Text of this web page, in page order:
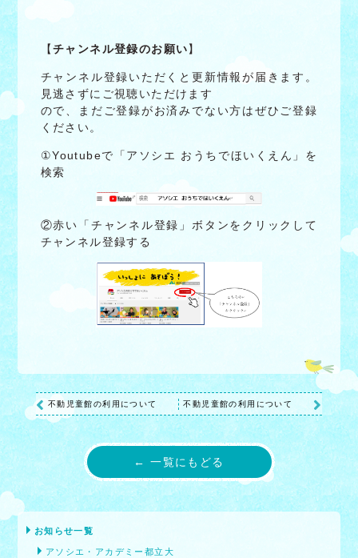
【チャンネル登録のお願い】
チャンネル登録いただくと更新情報が届きます。
見逃さずにご視聴いただけます
ので、まだご登録がお済みでない方はぜひご登録
ください。
①Youtubeで「アソシエ おうちでほいくえん」を
検索
②赤い「チャンネル登録」ボタンをクリックして
チャンネル登録する
不動児童館の利用について 不動児童館の利用について
← 一覧にもどる
お知らせ一覧
アソシエ・アカデミー都立大